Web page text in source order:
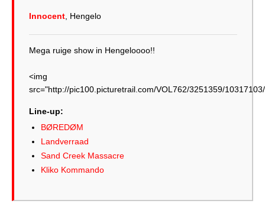
Innocent , Hengelo
Mega ruige show in Hengeloooo!!
<img
src="http://pic100.picturetrail.com/VOL762/3251359/
Line-up:
BØREDØM
Landverraad
Sand Creek Massacre
Kliko Kommando